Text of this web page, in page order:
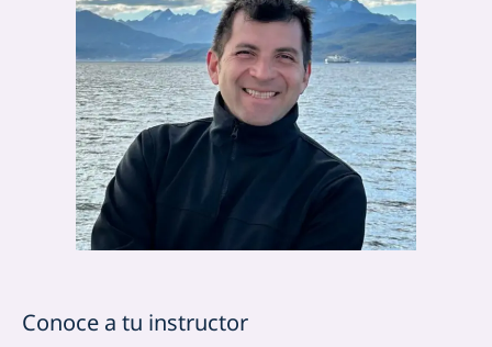
Conoce a tu instructor